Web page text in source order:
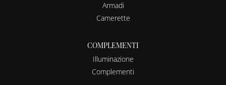
Armadi
Camerette
COMPLEMENTI
Illuminazione
Complementi